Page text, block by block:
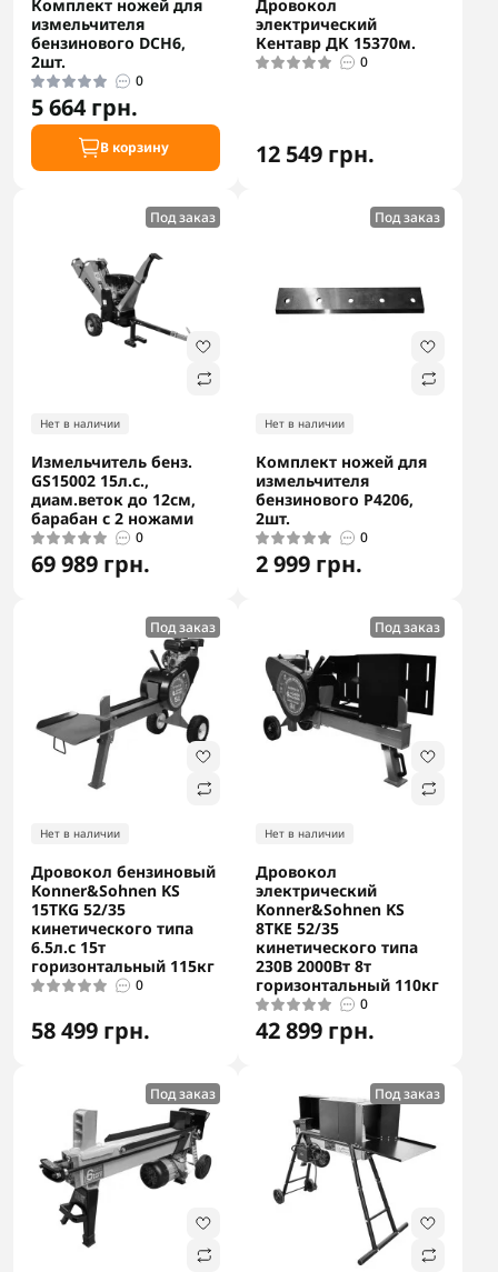
Комплект ножей для
измельчителя
бензинового DCH6,
2шт.
0
5 664 грн.
В корзину
Дровокол
электрический
Кентавр ДК 15370м.
0
12 549 грн.
Под заказ
Нет в наличии
Измельчитель бенз.
GS15002 15л.с.,
диам.веток до 12см,
барабан с 2 ножами
0
69 989 грн.
Под заказ
Нет в наличии
Комплект ножей для
измельчителя
бензинового P4206,
2шт.
0
2 999 грн.
Под заказ
Нет в наличии
Дровокол бензиновый
Konner&Sohnen KS
15TKG 52/35
кинетического типа
6.5л.с 15т
горизонтальный 115кг
0
58 499 грн.
Под заказ
Нет в наличии
Дровокол
электрический
Konner&Sohnen KS
8TKE 52/35
кинетического типа
230В 2000Вт 8т
горизонтальный 110кг
0
42 899 грн.
Под заказ Под заказ